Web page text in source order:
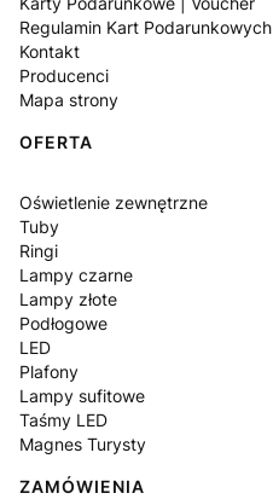
Regulamin Kart Podarunkowych
Kontakt
Producenci
Mapa strony
OFERTA
Oświetlenie zewnętrzne
Tuby
Ringi
Lampy czarne
Lampy złote
Podłogowe
LED
Plafony
Lampy sufitowe
Taśmy LED
Magnes Turysty
ZAMÓWIENIA